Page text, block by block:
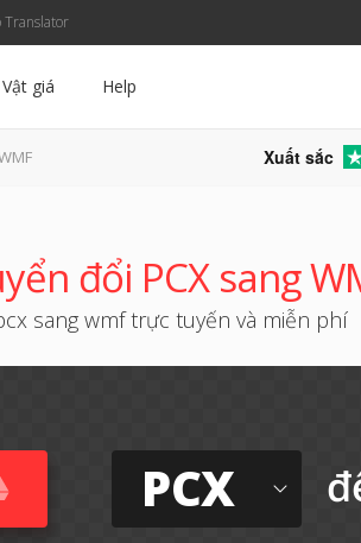
Translator
Vật giá Help
Xuất sắc
đổi PCX sang
sang wmf trực tuyến và miễn phí
PCX